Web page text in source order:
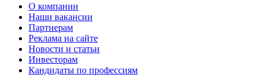
О компании
Наши вакансии
Партнерам
Реклама на сайте
Новости и статьи
Инвесторам
Кандидаты по профессиям